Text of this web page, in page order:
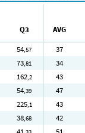
Q3 AVG
54,57 37
73,81 34
162,2 43
54,39 47
225,1 43
38,68 42